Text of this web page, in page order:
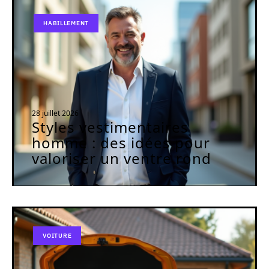
HABILLEMENT
28 juillet 2026
Styles vestimentaires
homme : des idées pour
valoriser un ventre rond
VOITURE